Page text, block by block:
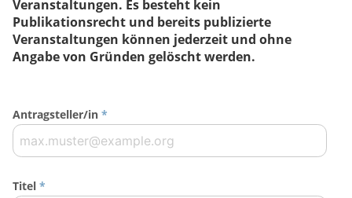
Veranstaltungen. Es besteht kein
Publikationsrecht und bereits publizierte
Veranstaltungen können jederzeit und ohne
Angabe von Gründen gelöscht werden.
Antragsteller/in *
Titel *